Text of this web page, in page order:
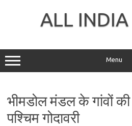
ALL INDIA
Menu
भीमडोल मंडल के गांवों
पश्चिम गोदावरी